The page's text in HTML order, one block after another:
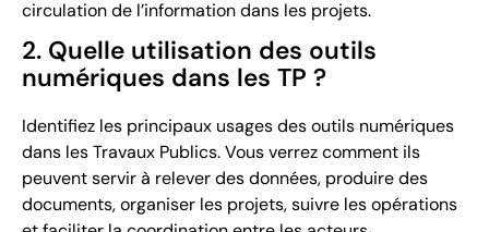
circulation de l’information dans les projets.
2. Quelle utilisation des outils
numériques dans les TP ?
Identifiez les principaux usages des outils numériques
dans les Travaux Publics. Vous verrez comment ils
peuvent servir à relever des données, produire des
documents, organiser les projets, suivre les opérations